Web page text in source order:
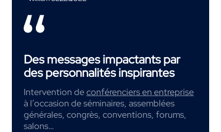
Des messages impactants par
des personnalités inspirantes
Intervention deconférenciers en entreprise
à l’occasion de séminaires, assemblées
générales, congrès, conventions, forums,
salons…